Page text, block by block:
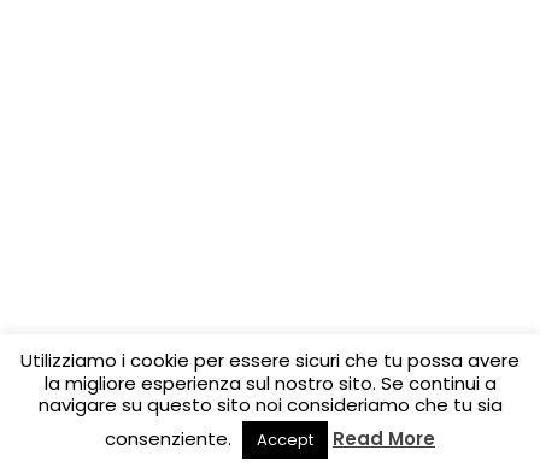
Utilizziamo i cookie per essere sicuri che tu possa avere
la migliore esperienza sul nostro sito. Se continui a
navigare su questo sito noi consideriamo che tu sia
consenziente.
Accept Read More